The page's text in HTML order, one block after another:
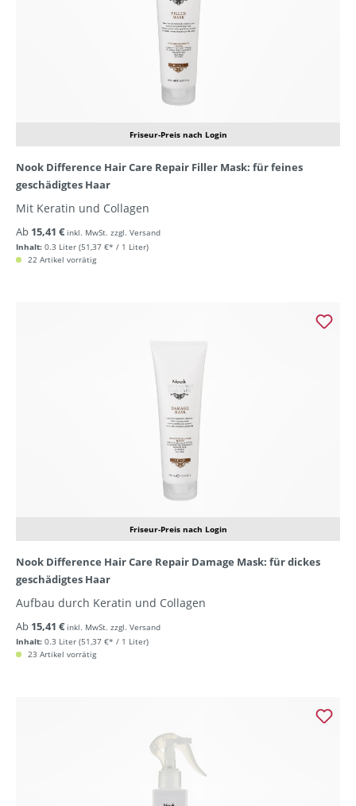
Friseur-Preis nach Login
Nook Difference Hair Care Repair Filler Mask: für feines
geschädigtes Haar
Mit Keratin und Collagen
Inhalt: 0.3 Liter (51,37 €* / 1 Liter)
Ab 15,41 € inkl. MwSt. zzgl. Versand
22 Artikel vorrätig
Friseur-Preis nach Login
Nook Difference Hair Care Repair Damage Mask: für dickes
geschädigtes Haar
Aufbau durch Keratin und Collagen
Inhalt: 0.3 Liter (51,37 €* / 1 Liter)
Ab 15,41 € inkl. MwSt. zzgl. Versand
23 Artikel vorrätig